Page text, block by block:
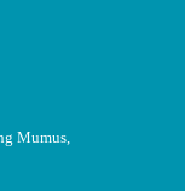
Mumus,